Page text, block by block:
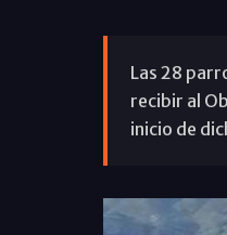
Las 28
recibir al
inicio de